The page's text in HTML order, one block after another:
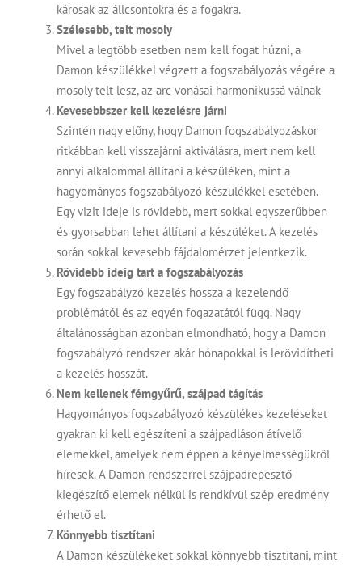
károsak az állcsontokra és a fogakra.
Szélesebb, telt mosoly
Mivel a legtöbb esetben nem kell fogat húzni, a
Damon készülékkel végzett a fogszabályozás végére a
mosoly telt lesz, az arc vonásai harmonikussá válnak
Kevesebbszer kell kezelésre járni
Szintén nagy előny, hogy Damon fogszabályozáskor
ritkábban kell visszajárni aktiválásra, mert nem kell
annyi alkalommal állítani a készüléken, mint a
hagyományos fogszabályozó készülékkel esetében.
Egy vizit ideje is rövidebb, mert sokkal egyszerűbben
és gyorsabban lehet állítani a készüléket. A kezelés
során sokkal kevesebb fájdalomérzet jelentkezik.
Rövidebb ideig tart a fogszabályozás
Egy fogszabályzó kezelés hossza a kezelendő
problémától és az egyén fogazatától függ. Nagy
általánosságban azonban elmondható, hogy a Damon
fogszabályzó rendszer akár hónapokkal is lerövidítheti
a kezelés hosszát.
Nem kellenek fémgyűrű, szájpad tágítás
Hagyományos fogszabályozó készülékes kezeléseket
gyakran ki kell egészíteni a szájpadláson átívelő
elemekkel, amelyek nem éppen a kényelmességükről
híresek. A Damon rendszerrel szájpadrepesztő
kiegészítő elemek nélkül is rendkívül szép eredmény
érhető el.
Könnyebb tisztítani
A Damon készülékeket sokkal könnyebb tisztítani, mint